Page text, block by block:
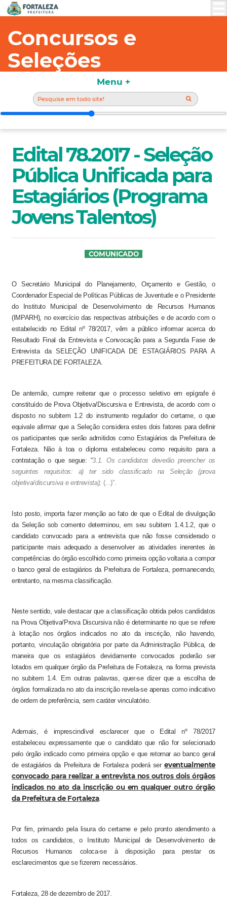
Concursos e
Seleções
Edital 78.2017 - Seleção
Pública Unificada para
Estagiários (Programa
Jovens Talentos)
COMUNICADO
O Secretário Municipal do Planejamento, Orçamento e Gestão, o
Coordenador Especial de Políticas Públicas de Juventude e o Presidente
do Instituto Municipal de Desenvolvimento de Recursos Humanos
(IMPARH), no exercício das respectivas atribuições e de acordo com o
estabelecido no Edital nº 78/2017, vêm a público informar acerca do
Resultado Final da Entrevista e Convocação para a Segunda Fase de
Entrevista da SELEÇÃO UNIFICADA DE ESTAGIÁRIOS PARA A
PREFEITURA DE FORTALEZA.
De antemão, cumpre reiterar que o processo seletivo em epígrafe é
constituído de Prova Objetiva/Discursiva e Entrevista, de acordo com o
disposto no subitem 1.2 do instrumento regulador do certame, o que
equivale afirmar que a Seleção considera estes dois fatores para definir
os participantes que serão admitidos como Estagiários da Prefeitura de
Fortaleza. Não à toa o diploma estabeleceu como requisito para a
contratação o que segue: “3.1. Os candidatos deverão preencher os
seguintes requisitos: a) ter sido classificado na Seleção (prova
objetiva/discursiva e entrevista); (...)”.
Isto posto, importa fazer menção ao fato de que o Edital de divulgação
da Seleção sob comento determinou, em seu subitem 1.4.1.2, que o
candidato convocado para a entrevista que não fosse considerado o
participante mais adequado a desenvolver as atividades inerentes às
competências do órgão escolhido como primeira opção voltaria a compor
o banco geral de estagiários da Prefeitura de Fortaleza, permanecendo,
entretanto, na mesma classificação.
Neste sentido, vale destacar que a classificação obtida pelos candidatos
na Prova Objetiva/Prova Discursiva não é determinante no que se refere
à lotação nos órgãos indicados no ato da inscrição, não havendo,
portanto, vinculação obrigatória por parte da Administração Pública, de
maneira que os estagiários devidamente convocados poderão ser
lotados em qualquer órgão da Prefeitura de Fortaleza, na forma prevista
no subitem 1.4. Em outras palavras, quer-se dizer que a escolha de
órgãos formalizada no ato da inscrição revela-se apenas como indicativo
de ordem de preferência, sem caráter vinculatório.
Ademais, é imprescindível esclarecer que o Edital nº 78/2017
estabeleceu expressamente que o candidato que não for selecionado
pelo órgão indicado como primeira opção e que retornar ao banco geral
de estagiários da Prefeitura de Fortaleza poderá sereventualmente
convocado para realizar a entrevista nos outros dois órgãos
indicados no ato da inscrição ou em qualquer outro órgão
da Prefeitura de Fortaleza.
Por fim, primando pela lisura do certame e pelo pronto atendimento a
todos os candidatos, o Instituto Municipal de Desenvolvimento de
Recursos Humanos coloca-se à disposição para prestar os
esclarecimentos que se fizerem necessários.
Fortaleza, 28 de dezembro de 2017.